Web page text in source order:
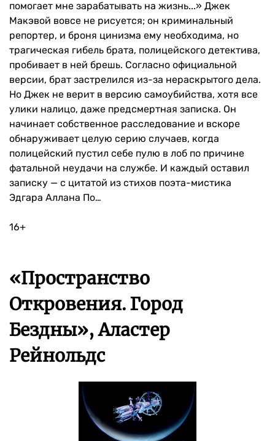
помогает мне зарабатывать на жизнь...» Джек
Макэвой вовсе не рисуется; он криминальный
репортер, и броня цинизма ему необходима, но
трагическая гибель брата, полицейского детектива,
пробивает в ней брешь. Согласно официальной
версии, брат застрелился из-за нераскрытого дела.
Но Джек не верит в версию самоубийства, хотя все
улики налицо, даже предсмертная записка. Он
начинает собственное расследование и вскоре
обнаруживает целую серию случаев, когда
полицейский пустил себе пулю в лоб по причине
фатальной неудачи на службе. И каждый оставил
записку — с цитатой из стихов поэта-мистика
Эдгара Аллана По…
16+
«Пространство
Откровения. Город
Бездны», Аластер
Рейнольдс